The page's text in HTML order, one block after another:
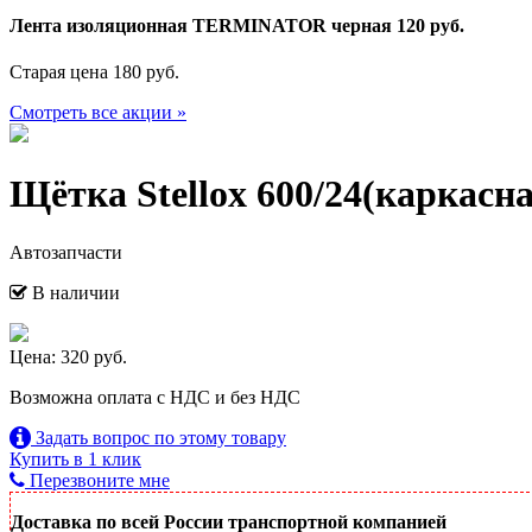
Лента изоляционная TERMINATOR черная 120 руб.
Старая цена 180 руб.
Смотреть все акции »
Щётка Stellox 600/
Автозапчасти
В наличии
Цена: 320 руб.
Возможна оплата с НДС и без НДС
Задать вопрос по этому товару
Купить в 1 клик
Перезвоните мне
Доставка по всей России транспортной компанией